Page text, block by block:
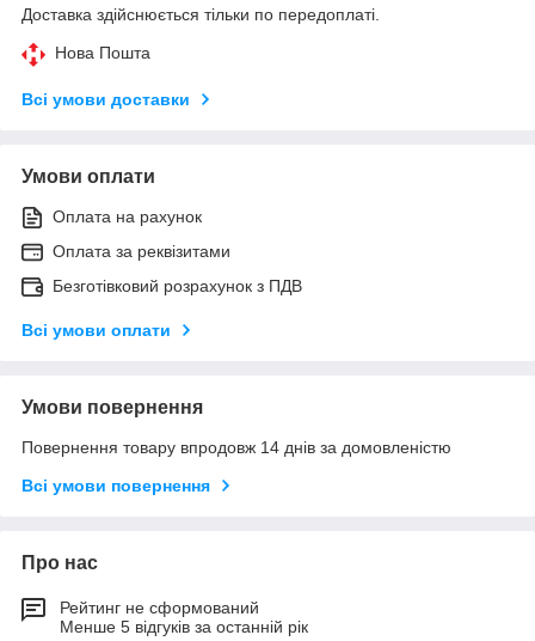
Доставка здійснюється тільки по передоплаті.
Нова Пошта
Всі умови доставки
Умови оплати
Оплата на рахунок
Оплата за реквізитами
Безготівковий розрахунок з ПДВ
Всі умови оплати
Умови повернення
Повернення товару впродовж 14 днів за домовленістю
Всі умови повернення
Про нас
Рейтинг не сформований
Менше 5 відгуків за останній рік